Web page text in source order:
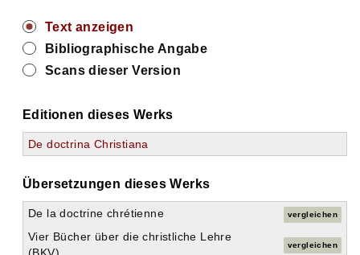
Text anzeigen
Bibliographische Angabe
Scans dieser Version
Editionen dieses Werks
De doctrina Christiana
Übersetzungen dieses Werks
De la doctrine chrétienne vergleichen
Vier Bücher über die christliche Lehre
vergleichen